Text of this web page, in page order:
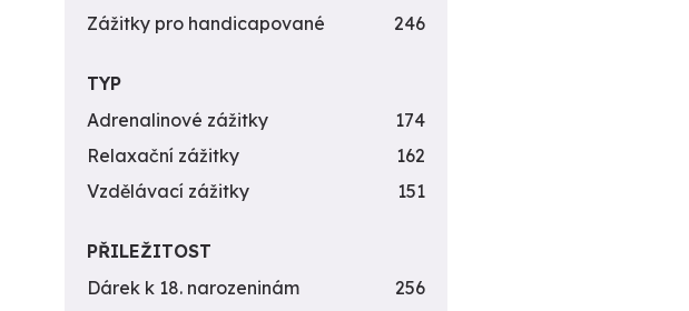
Zážitky pro handicapované
246
TYP
Adrenalinové zážitky
174
Relaxační zážitky
162
Vzdělávací zážitky
151
PŘILEŽITOST
Dárek k 18. narozeninám
256